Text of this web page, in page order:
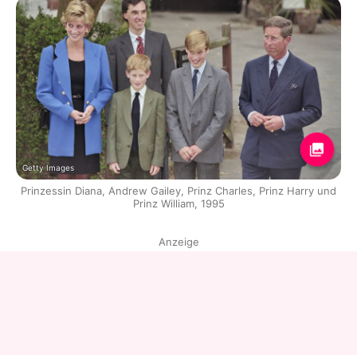
Getty Images
Prinzessin Diana, Andrew Gailey, Prinz Charles, Prinz Harry und
Prinz William, 1995
Anzeige